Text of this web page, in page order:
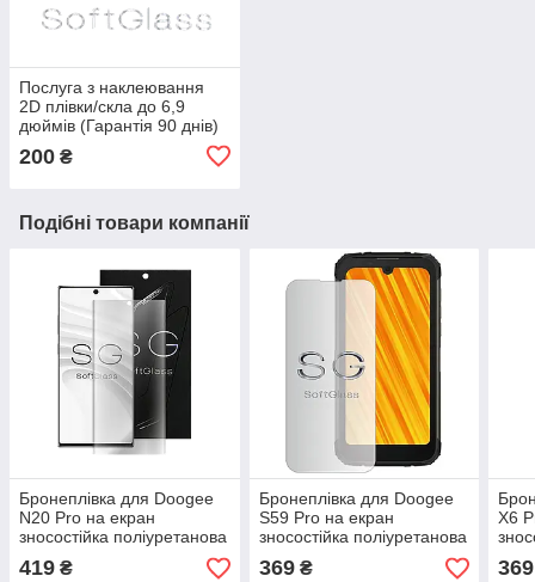
Послуга з наклеювання
2D плівки/скла до 6,9
дюймів (Гарантія 90 днів)
200 ₴
Подібні товари компанії
Бронеплівка для Doogee
N20 Pro на екран
зносостійка поліуретанова
SoftGlass
419 ₴
Бронеплівка для Doogee
S59 Pro на екран
зносостійка поліуретанова
SoftGlass
369₴
X6
369